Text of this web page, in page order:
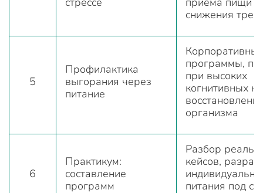
снижения
5
Профилактика
выгорания через
питание
программы,
при высоких
когнитивных
организма
6
Практикум:
составление
программ
Разбор
кейсов,
питания под